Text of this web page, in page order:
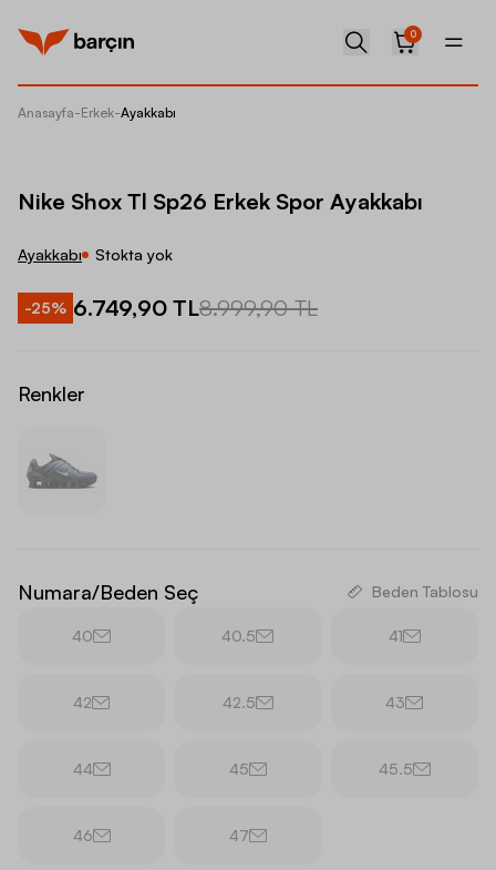
0
Anasayfa-Erkek-Ayakkabı
Nike Shox Tl Sp26 Erkek Spor Ayakkabı
Ayakkabı Stokta yok
-25% 6.749,90 TL8.999,90 TL
Renkler
Numara/Beden Seç Beden Tablosu
40 40.5 41
42 42.5 43
44 45 45.5
46 47